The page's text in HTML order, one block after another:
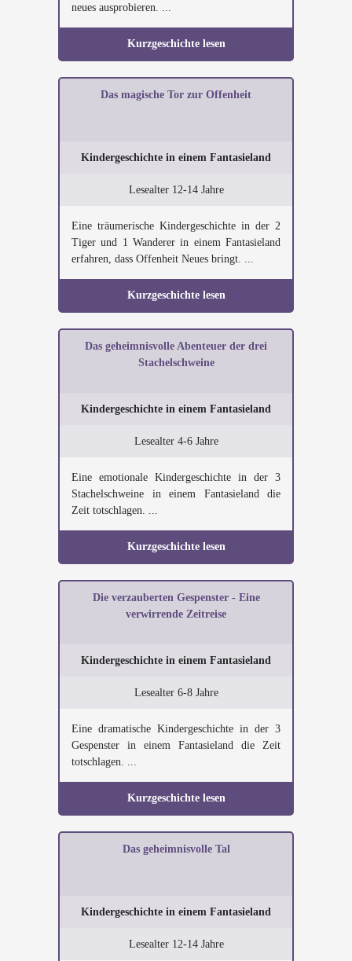
neues ausprobieren. ...
Kurzgeschichte lesen
Das magische Tor zur Offenheit
Kindergeschichte in einem Fantasieland
Lesealter 12-14 Jahre
Eine träumerische Kindergeschichte in der 2
Tiger und 1 Wanderer in einem Fantasieland
erfahren, dass Offenheit Neues bringt. ...
Kurzgeschichte lesen
Das geheimnisvolle Abenteuer der drei
Stachelschweine
Kindergeschichte in einem Fantasieland
Lesealter 4-6 Jahre
Eine emotionale Kindergeschichte in der 3
Stachelschweine in einem Fantasieland die
Zeit totschlagen. ...
Kurzgeschichte lesen
Die verzauberten Gespenster - Eine
verwirrende Zeitreise
Kindergeschichte in einem Fantasieland
Lesealter 6-8 Jahre
Eine dramatische Kindergeschichte in der 3
Gespenster in einem Fantasieland die Zeit
totschlagen. ...
Kurzgeschichte lesen
Das geheimnisvolle Tal
Kindergeschichte in einem Fantasieland
Lesealter 12-14 Jahre